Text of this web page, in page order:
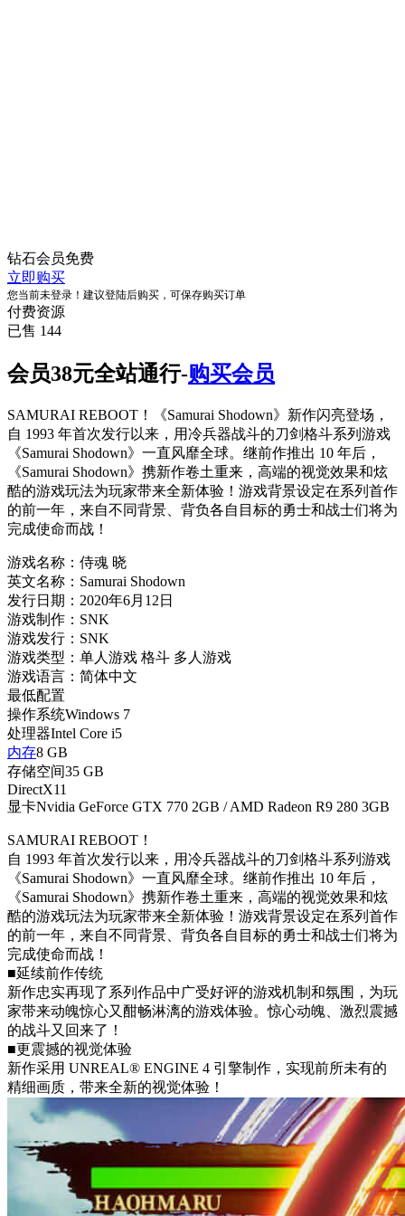
钻石会员免费
立即购买
您当前未登录！建议登陆后购买，可保存购买订单
付费资源
已售 144
会员38元全站通行-购买会员
SAMURAI REBOOT！《Samurai Shodown》新作闪亮登场，
自 1993 年首次发行以来，用冷兵器战斗的刀剑格斗系列游戏
《Samurai Shodown》一直风靡全球。继前作推出 10 年后，
《Samurai Shodown》携新作卷土重来，高端的视觉效果和炫
酷的游戏玩法为玩家带来全新体验！游戏背景设定在系列首作
的前一年，来自不同背景、背负各自目标的勇士和战士们将为
完成使命而战！
游戏名称：侍魂 晓
英文名称：Samurai Shodown
发行日期：2020年6月12日
游戏制作：SNK
游戏发行：SNK
游戏类型：单人游戏 格斗 多人游戏
游戏语言：简体中文
最低配置
操作系统Windows 7
处理器Intel Core i5
内存8 GB
存储空间35 GB
DirectX11
显卡Nvidia GeForce GTX 770 2GB / AMD Radeon R9 280 3GB
SAMURAI REBOOT！
自 1993 年首次发行以来，用冷兵器战斗的刀剑格斗系列游戏
《Samurai Shodown》一直风靡全球。继前作推出 10 年后，
《Samurai Shodown》携新作卷土重来，高端的视觉效果和炫
酷的游戏玩法为玩家带来全新体验！游戏背景设定在系列首作
的前一年，来自不同背景、背负各自目标的勇士和战士们将为
完成使命而战！
■延续前作传统
新作忠实再现了系列作品中广受好评的游戏机制和氛围，为玩
家带来动魄惊心又酣畅淋漓的游戏体验。惊心动魄、激烈震撼
的战斗又回来了！
■更震撼的视觉体验
新作采用 UNREAL® ENGINE 4 引擎制作，实现前所未有的
精细画质，带来全新的视觉体验！